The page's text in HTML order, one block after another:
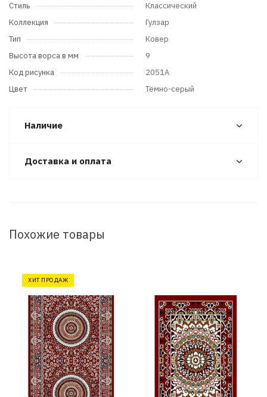
Стиль
Классический
Коллекция
Гулзар
Тип
Ковер
Высота ворса в мм
9
Код рисунка
2051A
Цвет
Тёмно-серый
Наличие
Доставка и оплата
Похожие товары
ХИТ ПРОДАЖ